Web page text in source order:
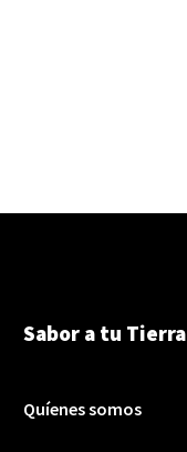
Sabor a tu Tierra
Quíenes somos